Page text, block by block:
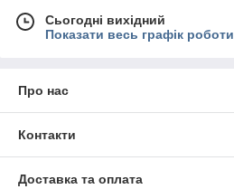
Сьогодні вихідний
Показати весь графік роботи
Про нас
Контакти
Доставка та оплата